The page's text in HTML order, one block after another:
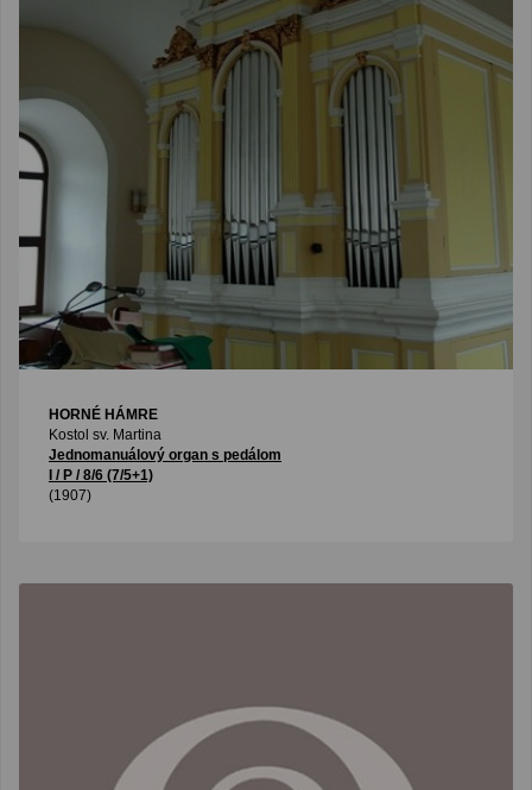
HORNÉ HÁMRE
Kostol sv. Martina
Jednomanuálový organ s pedálom
I / P / 8/6 (7/5+1)
(1907)